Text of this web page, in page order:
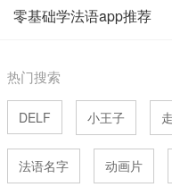
零基础学法语app推荐
热门搜索
DELF 小王子
法语名字 动画片